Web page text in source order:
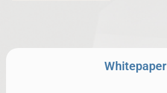
Whitepaper